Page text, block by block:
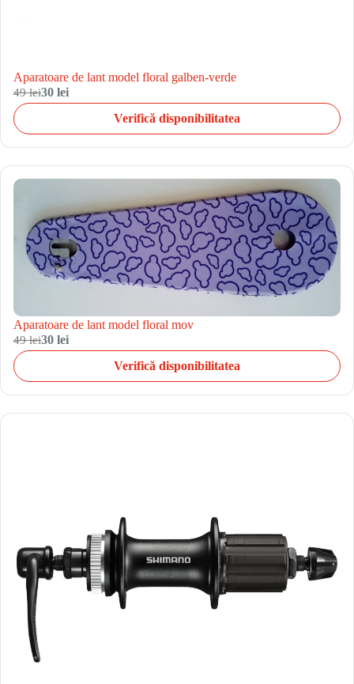
Aparatoare de lant model floral galben-verde
49 lei30 lei
Verifică disponibilitatea
Aparatoare de lant model floral mov
49 lei30 lei
Verifică disponibilitatea